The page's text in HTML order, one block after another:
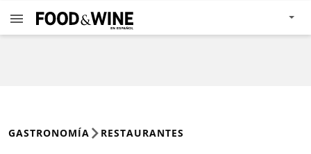
GASTRONOMÍA RESTAURANTES